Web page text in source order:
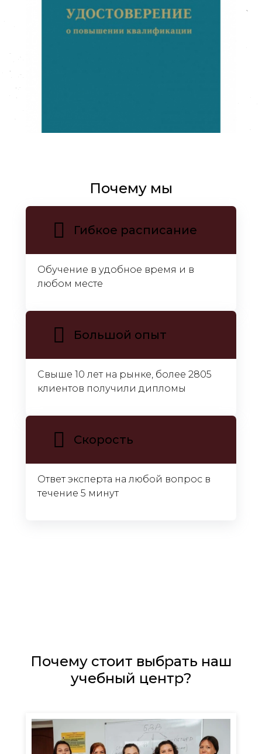
Почему мы
Гибкое расписание
Обучение в удобное время и в
любом месте
Большой опыт
Свыше 10 лет на рынке, более 2805
клиентов получили дипломы
Скорость
Ответ эксперта на любой вопрос в
течение 5 минут
Почему стоит выбрать наш
учебный центр?